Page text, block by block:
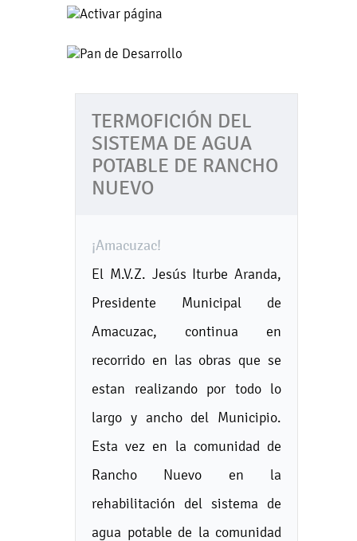
TERMOFICIÓN DEL
SISTEMA DE AGUA
POTABLE DE RANCHO
NUEVO
¡Amacuzac!
El M.V.Z. Jesús Iturbe Aranda,
Presidente Municipal de
Amacuzac, continua en
recorrido en las obras que se
estan realizando por todo lo
largo y ancho del Municipio.
Esta vez en la comunidad de
Rancho Nuevo en la
rehabilitación del sistema de
agua potable de la comunidad